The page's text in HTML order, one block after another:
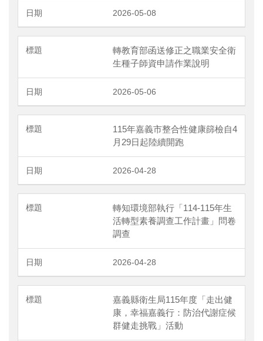
2026-05-08
轉教育部函送修正之職業安全衛
生種子師資申請作業說明
2026-05-06
115年嘉義市整合性健康篩檢自4
月29日起陸續開跑
2026-04-28
轉知環境部執行「114-115年生
活轉型素養調查工作計畫」問卷
調查
2026-04-28
嘉義縣衛生局115年度「走出健
康，幸福嘉義行：防治代謝症候
群健走挑戰」活動